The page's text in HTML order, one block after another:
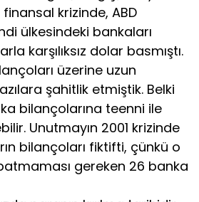
krizinde, ABD
ülkesindeki bankaları
karşılıksız dolar basmıştı.
üzerine uzun
şahitlik etmiştik. Belki
bilançolarına teenni ile
Unutmayın 2001 krizinde
bilançoları fiktifti, çünkü o
gereken 26 banka